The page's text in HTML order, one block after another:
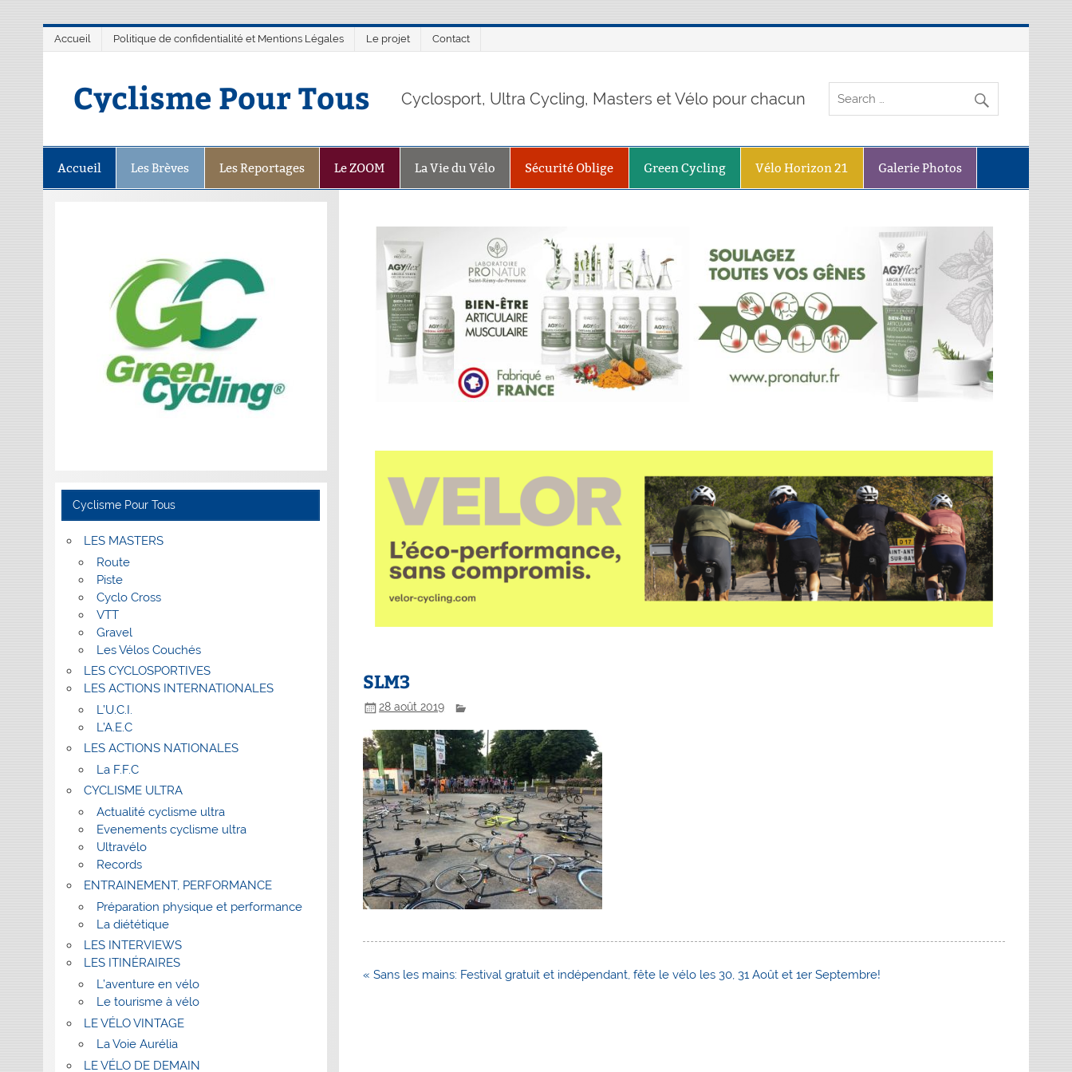
Accueil Politique de confidentialité et Mentions Légales Le projet Contact
Cyclisme Pour Tous Cyclosport, Ultra Cycling, Masters et Vélo pour chacun
Accueil Les Brèves Les Reportages Le ZOOM La Vie du Vélo Sécurité Oblige Green Cycling Vélo Horizon 21 Galerie Photos
SLM3
28 août 2019
Navigation
« Sans les mains: Festival gratuit et indépendant, fête le vélo les 30, 31 Août et 1er Septembre!
Cyclisme Pour Tous
LES MASTERS
Route
Piste
Cyclo Cross
VTT
Gravel
Les Vélos Couchés
LES CYCLOSPORTIVES
LES ACTIONS INTERNATIONALES
L’U.C.I.
L’A.E.C
LES ACTIONS NATIONALES
La F.F.C
CYCLISME ULTRA
Actualité cyclisme ultra
Evenements cyclisme ultra
Ultravélo
Records
ENTRAINEMENT, PERFORMANCE
Préparation physique et performance
La diététique
LES INTERVIEWS
LES ITINÉRAIRES
L’aventure en vélo
Le tourisme à vélo
LE VÉLO VINTAGE
La Voie Aurélia
LE VÉLO DE DEMAIN